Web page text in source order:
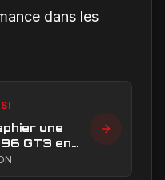
dans les
une
GT3 en
une